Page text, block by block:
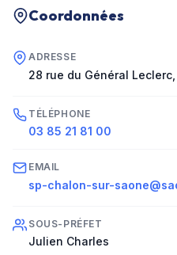
Coordonnées
ADRESSE
28 rue du Général Leclerc
TÉLÉPHONE
03 85 21 81 00
EMAIL
sp-chalon-sur-
SOUS-PRÉFET
Julien Charles